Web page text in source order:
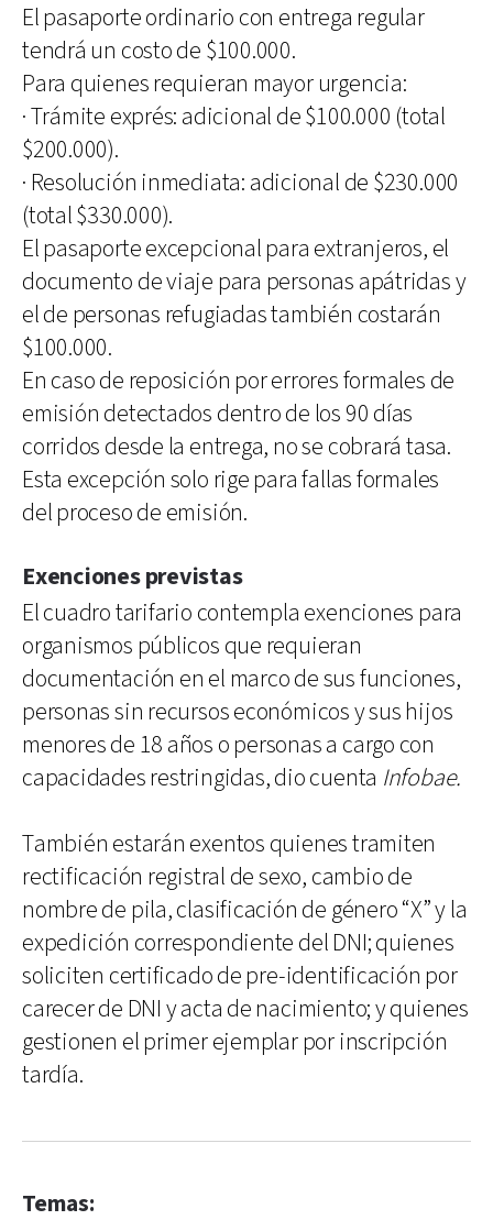
El pasaporte ordinario con entrega regular
tendrá un costo de $100.000.
Para quienes requieran mayor urgencia:
·Trámite exprés: adicional de $100.000 (total
$200.000).
· Resolución inmediata: adicional de $230.000
(total $330.000).
El pasaporte excepcional para extranjeros, el
documento de viaje para personas apátridas y
el de personas refugiadas también costarán
$100.000.
En caso de reposición por errores formales de
emisión detectados dentro de los 90 días
corridos desde la entrega, no se cobrará tasa.
Esta excepción solo rige para fallas formales
del proceso de emisión.
Exenciones previstas
El cuadro tarifario contempla exenciones para
organismos públicos que requieran
documentación en el marco de sus funciones,
personas sin recursos económicos y sus hijos
menores de 18 años o personas a cargo con
capacidades restringidas, dio cuenta Infobae.
También estarán exentos quienes tramiten
rectificación registral de sexo, cambio de
nombre de pila, clasificación de género “X” y la
expedición correspondiente del DNI; quienes
soliciten certificado de pre-identificación por
carecer de DNI y acta de nacimiento; y quienes
gestionen el primer ejemplar por inscripción
tardía.
Temas: